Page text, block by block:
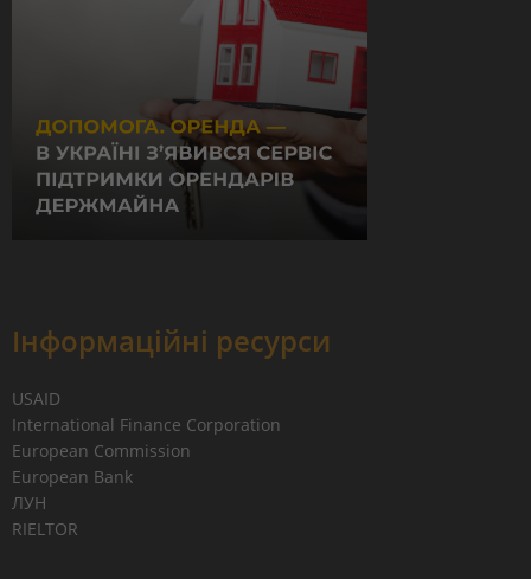
Інформаційні ресурси
USAID
International Finance Corporation
European Commission
European Bank
ЛУН
RIELTOR